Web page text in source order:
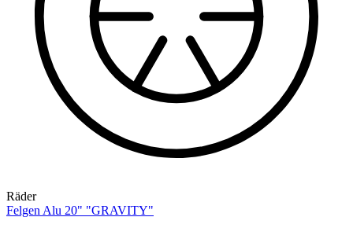
Räder
Felgen Alu 20" "GRAVITY"